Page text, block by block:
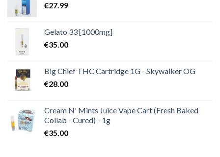
€27.99
Gelato 33 [1000mg]
€35.00
Big Chief THC Cartridge 1G - Skywalker OG
€28.00
Cream N' Mints Juice Vape Cart (Fresh Baked
Collab - Cured) - 1g
€35.00